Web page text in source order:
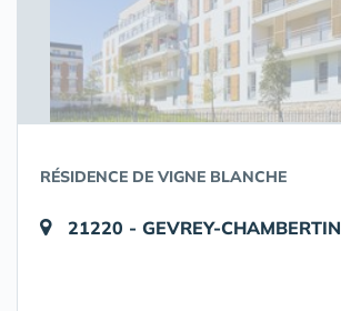
RÉSIDENCE DE VIGNE BLANCHE
21220 - GEVREY-CHAMBERTIN